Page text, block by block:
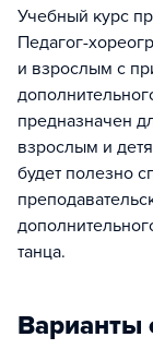
Учебный курс
Педагог-
и взрослым с
предназначен
взрослым и
будет полезно
танца.
Варианты